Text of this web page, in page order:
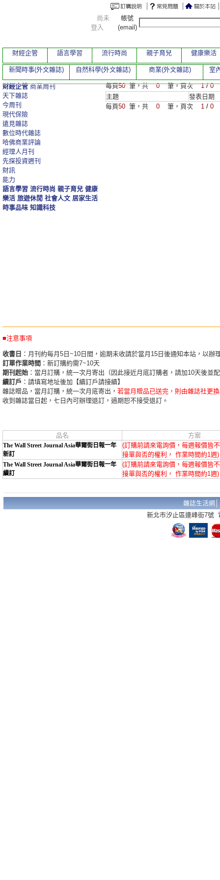
每頁50 筆，共 0 筆，頁次1/0
主題
發表日期
每頁50 筆，共 0 筆，頁次 1 / 0
財經企管 商業周刊
天下雜誌
今周刊
現代保險
遠見雜誌
數位時代雜誌
哈佛商業評論
經理人月刊
先探投資週刊
財訊
能力
語言學習 流行時尚 親子育兒 健康
樂活 旅遊休閒 社會人文 居家生活
時事品味 知識科技
尚未
登入
帳號
(email)
財經企管 語言學習 流行時尚 親子育兒 健康樂活
新聞時事(外文雜誌) 自然科學(外文雜誌) 商業(外文雜誌) 室
■注意事項
收書日 ：月刊約每月5日~10日間，逾期未收請於當月15日後通知本站，以辦
訂單作業時間 ：新訂購約需7~10天
期刊起始 ：當月訂購，統一次月寄出（因此接近月底訂購者，請加10天後並
續訂戶 ：請填寫地址後加【續訂戶請接續】
雜誌贈品，當月訂購，統一次月底寄出， 若當月贈品已送完，則由雜誌社更
收到雜誌當日起，七日內可辦理退訂，過期恕不接受退訂。
品名 方案
The Wall Street Journal Asia華爾街日報一年
新訂
(訂購前請來電詢價，每週報價皆
接單與否的權利， 作業時間約1週
The Wall Street Journal Asia華爾街日報一年
續訂
(訂購前請來電詢價，每週報價皆
接單與否的權利， 作業時間約1週
雜誌生活網
新北市汐止區連峰街7號